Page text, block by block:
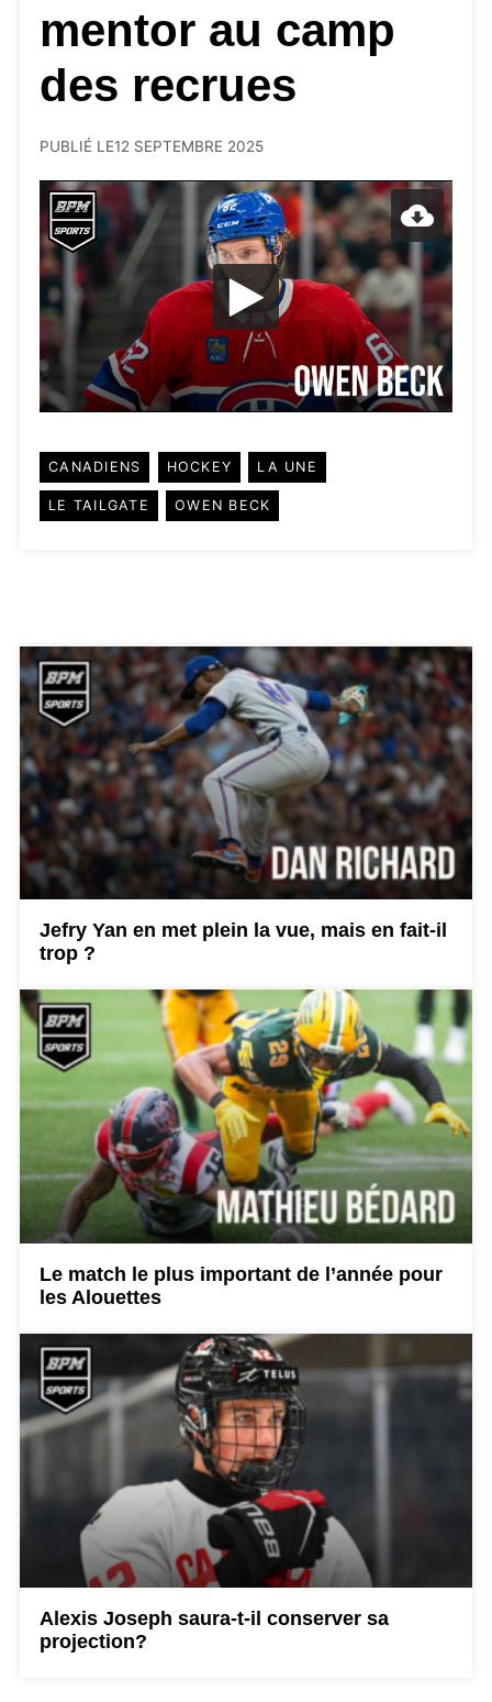
mentor au camp
des recrues
PUBLIÉ LE12 SEPTEMBRE 2025
CANADIENS HOCKEY LA UNE
LE TAILGATE OWEN BECK
Jefry Yan en met plein la vue, mais en fait-il
trop ?
Le match le plus important de l’année pour
les Alouettes
Alexis Joseph saura-t-il conserver sa
projection?